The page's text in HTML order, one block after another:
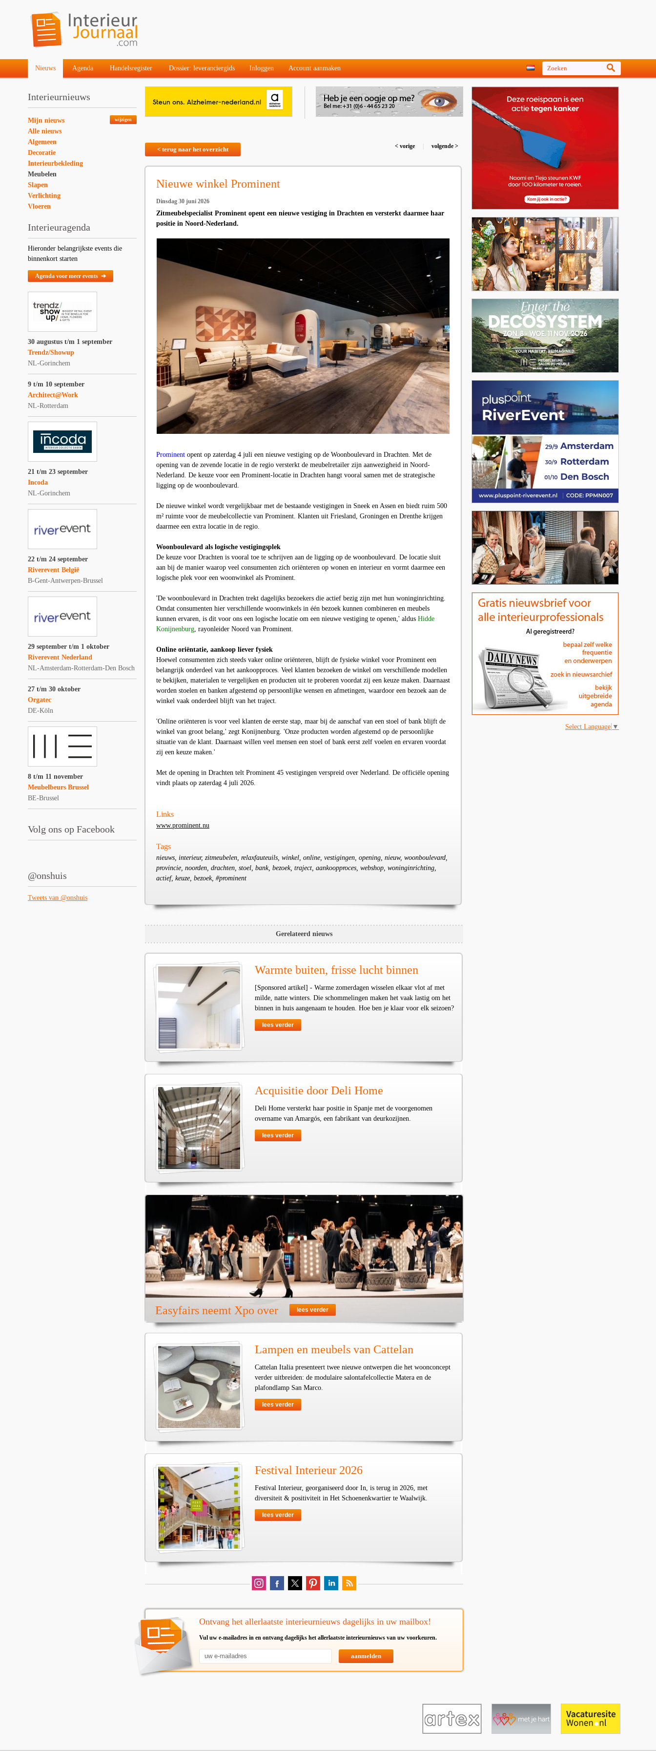
Nieuws Agenda Handelsregister Dossier: leveranciergids Inloggen Account aanmaken
Interieurnieuws
wijzigen
Mijn nieuws
Alle nieuws
Algemeen
Decoratie
Interieurbekleding
Meubelen
Slapen
Verlichting
Vloeren
Interieuragenda
Hieronder belangrijkste events die
binnenkort starten
Agenda voor meer events ➔
30 augustus t/m 1 september
Trendz/Showup
NL-Gorinchem
9 t/m 10 september
Architect@Work
NL-Rotterdam
21 t/m 23 september
Incoda
NL-Gorinchem
22 t/m 24 september
Riverevent België
B-Gent-Antwerpen-Brussel
29 september t/m 1 oktober
Riverevent Nederland
NL-Amsterdam-Rotterdam-Den Bosch
27 t/m 30 oktober
Orgatec
DE-Köln
8 t/m 11 november
Meubelbeurs Brussel
BE-Brussel
Volg ons op Facebook
@onshuis
Tweets van @onshuis
< terug naar het overzicht < vorige volgende >
Nieuwe winkel Prominent
Dinsdag 30 juni 2026
Zitmeubelspecialist Prominent opent een nieuwe vestiging in Drachten en versterkt daarmee haar
positie in Noord-Nederland.
Prominent opent op zaterdag 4 juli een nieuwe vestiging op de Woonboulevard in Drachten. Met de
opening van de zevende locatie in de regio versterkt de meubelretailer zijn aanwezigheid in Noord-
Nederland. De keuze voor een Prominent-locatie in Drachten hangt vooral samen met de strategische
ligging op de woonboulevard.
De nieuwe winkel wordt vergelijkbaar met de bestaande vestigingen in Sneek en Assen en biedt ruim 500
m² ruimte voor de meubelcollectie van Prominent. Klanten uit Friesland, Groningen en Drenthe krijgen
daarmee een extra locatie in de regio.
Woonboulevard als logische vestigingsplek
De keuze voor Drachten is vooral toe te schrijven aan de ligging op de woonboulevard. De locatie sluit
aan bij de manier waarop veel consumenten zich oriënteren op wonen en interieur en vormt daarmee een
logische plek voor een woonwinkel als Prominent.
'De woonboulevard in Drachten trekt dagelijks bezoekers die actief bezig zijn met hun woninginrichting.
Omdat consumenten hier verschillende woonwinkels in één bezoek kunnen combineren en meubels
kunnen ervaren, is dit voor ons een logische locatie om een nieuwe vestiging te openen,' aldus Hidde
Konijnenburg, rayonleider Noord van Prominent.
Online oriëntatie, aankoop liever fysiek
Hoewel consumenten zich steeds vaker online oriënteren, blijft de fysieke winkel voor Prominent een
belangrijk onderdeel van het aankoopproces. Veel klanten bezoeken de winkel om verschillende modellen
te bekijken, materialen te vergelijken en producten uit te proberen voordat zij een keuze maken. Daarnaast
worden stoelen en banken afgestemd op persoonlijke wensen en afmetingen, waardoor een bezoek aan de
winkel vaak onderdeel blijft van het traject.
'Online oriënteren is voor veel klanten de eerste stap, maar bij de aanschaf van een stoel of bank blijft de
winkel van groot belang,' zegt Konijnenburg. 'Onze producten worden afgestemd op de persoonlijke
situatie van de klant. Daarnaast willen veel mensen een stoel of bank eerst zelf voelen en ervaren voordat
zij een keuze maken.'
Met de opening in Drachten telt Prominent 45 vestigingen verspreid over Nederland. De officiële opening
vindt plaats op zaterdag 4 juli 2026.
Links
www.prominent.nu
Tags
nieuws, interieur, zitmeubelen, relaxfauteuils, winkel, online, vestigingen, opening, nieuw, woonboulevard,
provincie, noorden, drachten, stoel, bank, bezoek, traject, aankoopproces, webshop, woninginrichting,
actief, keuze, bezoek, #prominent
Gerelateerd nieuws
Warmte buiten, frisse lucht binnen
[Sponsored artikel] - Warme zomerdagen wisselen elkaar vlot af met
milde, natte winters. Die schommelingen maken het vaak lastig om het
binnen in huis aangenaam te houden. Hoe ben je klaar voor elk seizoen?
lees verder
Acquisitie door Deli Home
Deli Home versterkt haar positie in Spanje met de voorgenomen
overname van Amargós, een fabrikant van deurkozijnen.
lees verder
Easyfairs neemt Xpo over lees verder
Lampen en meubels van Cattelan
Cattelan Italia presenteert twee nieuwe ontwerpen die het woonconcept
verder uitbreiden: de modulaire salontafelcollectie Matera en de
plafondlamp San Marco.
lees verder
Festival Interieur 2026
Festival Interieur, georganiseerd door In, is terug in 2026, met
diversiteit & positiviteit in Het Schoenenkwartier te Waalwijk.
lees verder
Ontvang het allerlaatste interieurnieuws dagelijks in uw mailbox!
Vul uw e-mailadres in en ontvang dagelijks het allerlaatste interieurnieuws van uw voorkeuren.
aanmelden
Select Language ▼